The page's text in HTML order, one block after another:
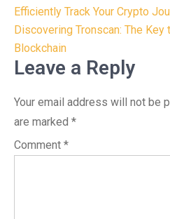
Post
navigation
Efficiently Track Your Crypto
Discovering Tronscan: The Key
Blockchain
Leave a Reply
Your email address will not be
are marked *
Comment *